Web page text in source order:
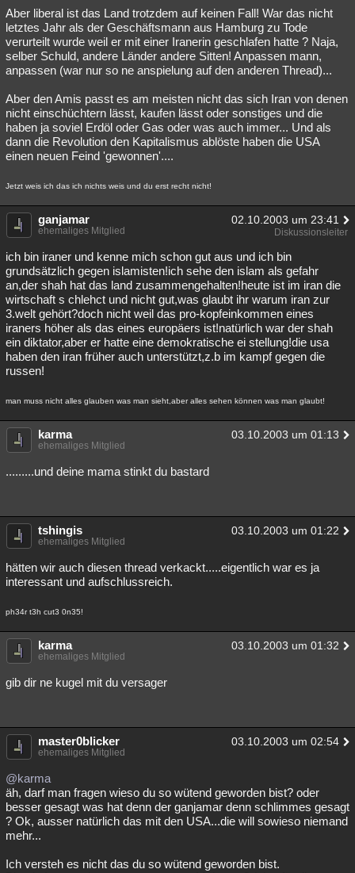
Aber liberal ist das Land trotzdem auf keinen Fall! War das nicht
letztes Jahr als der Geschäftsmann aus Hamburg zu Tode
verurteilt wurde weil er mit einer Iranerin geschlafen hatte ? Naja,
selber Schuld, andere Länder andere Sitten! Anpassen mann,
anpassen (war nur so ne anspielung auf den anderen Thread)...
Aber den Amis passt es am meisten nicht das sich Iran von denen
nicht einschüchtern lässt, kaufen lässt oder sonstiges und die
haben ja soviel Erdöl oder Gas oder was auch immer... Und als
dann die Revolution den Kapitalismus ablöste haben die USA
einen neuen Feind 'gewonnen'....
Jetzt weis ich das ich nichts weis und du erst recht nicht!
ganjamar 02.10.2003 um 23:41
ehemaliges Mitglied Diskussionsleiter
ich bin iraner und kenne mich schon gut aus und ich bin
grundsätzlich gegen islamisten!ich sehe den islam als gefahr
an,der shah hat das land zusammengehalten!heute ist im iran die
wirtschaft s chlehct und nicht gut,was glaubt ihr warum iran zur
3.welt gehört?doch nicht weil das pro-kopfeinkommen eines
iraners höher als das eines europäers ist!natürlich war der shah
ein diktator,aber er hatte eine demokratische ei stellung!die usa
haben den iran früher auch unterstützt,z.b im kampf gegen die
russen!
man muss nicht alles glauben was man sieht,aber alles sehen können was man glaubt!
karma 03.10.2003 um 01:13
ehemaliges Mitglied
.........und deine mama stinkt du bastard
tshingis 03.10.2003 um 01:22
ehemaliges Mitglied
hätten wir auch diesen thread verkackt.....eigentlich war es ja
interessant und aufschlussreich.
ph34r t3h cut3 0n35!
karma 03.10.2003 um 01:32
ehemaliges Mitglied
gib dir ne kugel mit du versager
master0blicker 03.10.2003 um 02:54
ehemaliges Mitglied
@karma
äh, darf man fragen wieso du so wütend geworden bist? oder
besser gesagt was hat denn der ganjamar denn schlimmes gesagt
? Ok, ausser natürlich das mit den USA...die will sowieso niemand
mehr...
Ich versteh es nicht das du so wütend geworden bist.